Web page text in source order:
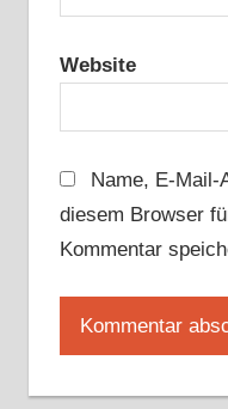
Website
Name, E-Mail-
diesem Browser
Kommentar